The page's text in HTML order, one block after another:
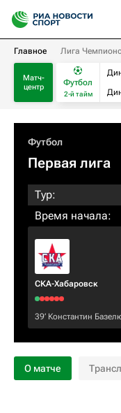
Главное Лига
Матч-
центр
Футбол
2-й тайм
Футбол
Первая лига
Тур:
Время начала:
СКА-Хабаровск
39‎’‎ Константин
О матче